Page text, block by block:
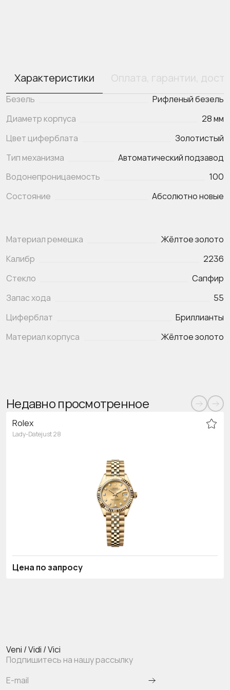
Характеристики Оплата, гарантии,
Безель
Рифленый безель
Диаметр корпуса
28 мм
Цвет циферблата
Золотистый
Тип механизма
Автоматический подзавод
Водонепроницаемость
100
Состояние
Абсолютно новые
Материал ремешка
Жёлтое золото
Калибр
2236
Стекло
Сапфир
Запас хода
55
Циферблат
Бриллианты
Материал корпуса
Жёлтое золото
Недавно просмотренное
Rolex
Lady-Datejust 28
Цена по запросу
Veni / Vidi / Vici
Подпишитесь на нашу рассылку